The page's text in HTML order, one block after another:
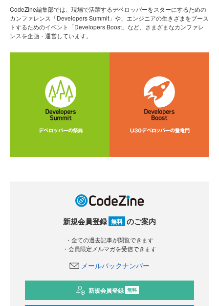
CodeZine編集部では、現場で活躍するデベロッパーをスターにするための
カンファレンス「Developers Summit」や、エンジニアの生きざまをブース
トするためのイベント「Developers Boost」など、さまざまなカンファレ
ンスを企画・運営しています。
新規会員登録 無料 のご案内
・全ての過去記事が閲覧できます
・会員限定メルマガを受信できます
メールバックナンバー
新規会員登録 無料